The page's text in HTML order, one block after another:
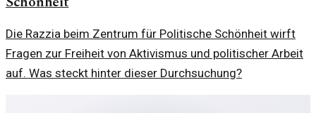
Die Razzia beim Zentrum für Politische Schönheit wirft
Fragen zur Freiheit von Aktivismus und politischer Arbeit
auf. Was steckt hinter dieser Durchsuchung?